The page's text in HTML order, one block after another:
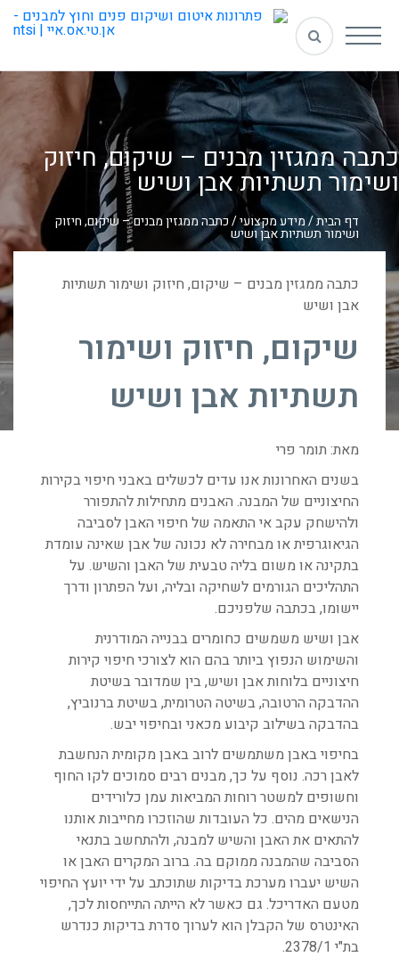
כתבה ממגזין מבנים – שיקום, חיזוק
ושימור תשתיות אבן ושיש
דף הבית/מידע מקצועי/כתבה ממגזין מבנים – שיקום, חיזוק
ושימור תשתיות אבן ושיש
כתבה ממגזין מבנים – שיקום, חיזוק ושימור תשתיות
אבן ושיש
שיקום, חיזוק ושימור
תשתיות אבן ושיש
מאת: תומר פרי
בשנים האחרונות אנו עדים לכשלים באבני חיפוי בקירות
החיצוניים של המבנה. האבנים מתחילות להתפורר
ולהישחק עקב אי התאמה של חיפוי האבן לסביבה
הגיאוגרפית או מבחירה לא נכונה של אבן שאינה עומדת
בתקינה או משום בליה טבעית של האבן והשיש. על
התהליכים הגורמים לשחיקה ובליה, ועל הפתרון ודרך
יישומו, בכתבה שלפניכם.
אבן ושיש משמשים כחומרים בבנייה המודרנית
והשימוש הנפוץ ביותר בהם הוא לצורכי חיפוי קירות
חיצוניים בלוחות אבן ושיש, בין שמדובר בשיטת
ההדבקה הרטובה, בשיטה הטרומית, בשיטת ברנוביץ,
בהדבקה בשילוב קיבוע מכאני ובחיפוי יבש.
בחיפוי באבן משתמשים לרוב באבן מקומית הנחשבת
לאבן רכה. נוסף על כך, מבנים רבים סמוכים לקו החוף
וחשופים למשטר רוחות המביאות עמן כלורידים
הנישאים מהים. כל העובדות שהוזכרו מחייבות אותנו
להתאים את האבן והשיש למבנה, ולהתחשב בתנאי
הסביבה שהמבנה ממוקם בה. ברוב המקרים האבן או
השיש יעברו מערכת בדיקות שתוכתב על ידי יועץ החיפוי
מטעם האדריכל. גם כאשר לא הייתה התייחסות לכך,
האינטרס של הקבלן הוא לערוך סדרת בדיקות כנדרש
בת"י 2378/1.